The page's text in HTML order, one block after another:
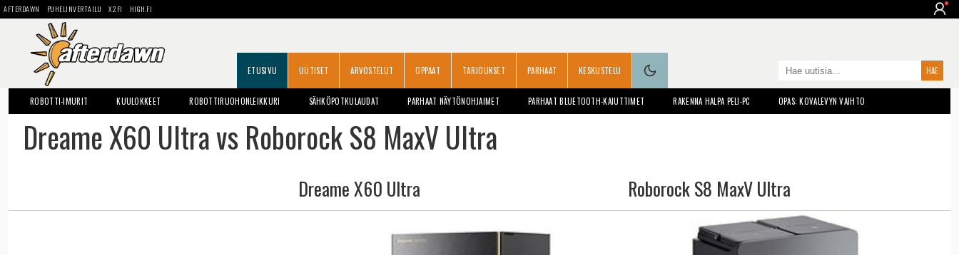
AFTERDAWN PUHELINVERTAILU X2.FI HIGH.FI
ETUSIVU UUTISET ARVOSTELUT OPPAAT TARJOUKSET PARHAAT KESKUSTELU
ROBOTTI-IMURIT KUULOKKEET ROBOTTIRUOHONLEIKKURI SÄHKÖPOTKULAUDAT PARHAAT NÄYTÖNOHJAIMET PARHAAT BLUETOOTH-KAIUTTIMET RAKENNA HALPA PELI-PC OPAS: KOVALEVYN VAIHTO
Dreame X60 Ultra vs Roborock S8 MaxV Ultra
Dreame X60 Ultra Roborock S8 MaxV Ultra